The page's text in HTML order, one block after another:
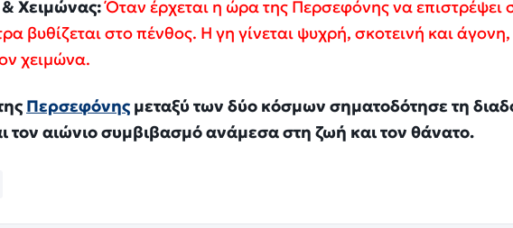
Χειμώνας: Όταν έρχεται η ώρα της Περσεφόνης να επιστρέψει
βυθίζεται στο πένθος. Η γη γίνεται ψυχρή, σκοτεινή και άγονη,
χειμώνα.
Περσεφόνης μεταξύ των δύο κόσμων σηματοδότησε τη
τον αιώνιο συμβιβασμό ανάμεσα στη ζωή και τον θάνατο.